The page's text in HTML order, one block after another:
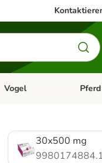
Kleintier
Kategorie-Menü öffnen: Fisch
Vogel Pferd
30x500 mg